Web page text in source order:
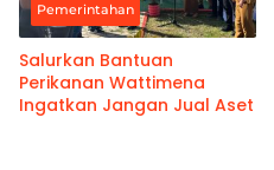
Pemerintahan
Salurkan Bantuan
Perikanan Wattimena
Ingatkan Jangan Jual Aset